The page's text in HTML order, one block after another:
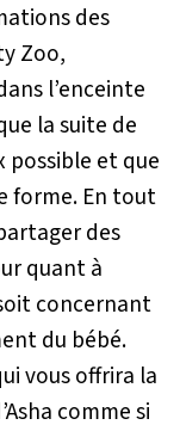
des
Zoo,
l’enceinte
la suite de
possible et que
forme. En tout
des
quant à
concernant
du bébé.
vous offrira la
comme si